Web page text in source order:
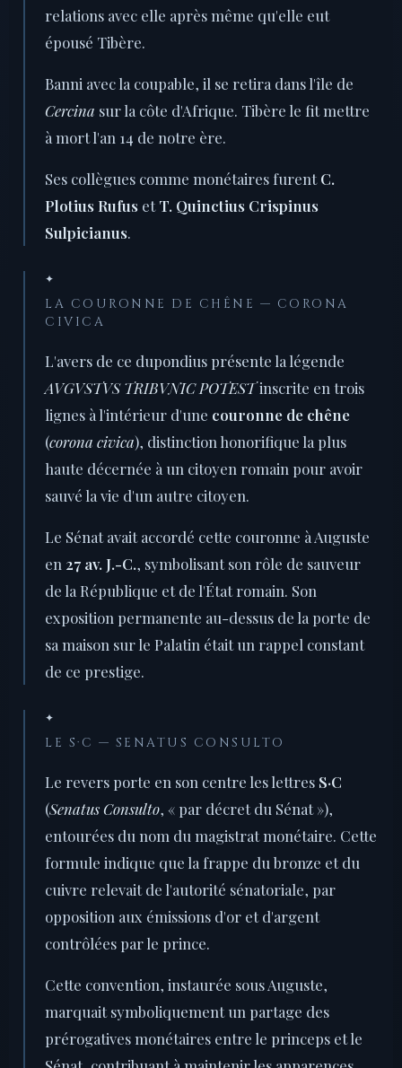
relations avec elle après même qu'elle eut
épousé Tibère.
Banni avec la coupable, il se retira dans l'île de
Cercina sur la côte d'Afrique. Tibère le fit mettre
à mort l'an 14 de notre ère.
Ses collègues comme monétaires furentC.
Plotius Rufus etT. Quinctius Crispinus
Sulpicianus.
✦
LA COURONNE DE CHÊNE — CORONA
CIVICA
L'avers de ce dupondius présente la légende
AVGVSTVS TRIBVNIC POTESTinscrite en trois
lignes à l'intérieur d'une couronne de chêne
(corona civica), distinction honorifique la plus
haute décernée à un citoyen romain pour avoir
sauvé la vie d'un autre citoyen.
Le Sénat avait accordé cette couronne à Auguste
en 27 av. J.-C., symbolisant son rôle de sauveur
de la République et de l'État romain. Son
exposition permanente au-dessus de la porte de
sa maison sur le Palatin était un rappel constant
de ce prestige.
✦
LE S·C — SENATUS CONSULTO
Le revers porte en son centre les lettres S·C
(Senatus Consulto, « par décret du Sénat »),
entourées du nom du magistrat monétaire. Cette
formule indique que la frappe du bronze et du
cuivre relevait de l'autorité sénatoriale, par
opposition aux émissions d'or et d'argent
contrôlées par le prince.
Cette convention, instaurée sous Auguste,
marquait symboliquement un partage des
prérogatives monétaires entre le princeps et le